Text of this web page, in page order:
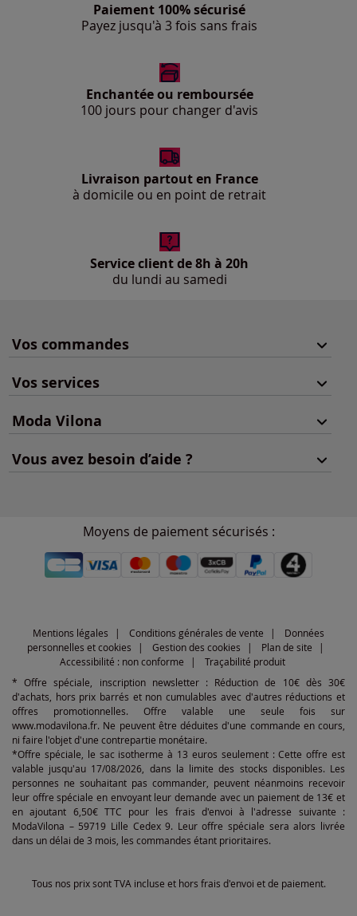
Paiement 100% sécurisé
Payez jusqu'à 3 fois sans frais
Enchantée ou remboursée
100 jours pour changer d'avis
Livraison partout en France
à domicile ou en point de retrait
Service client de 8h à 20h
du lundi au samedi
Vos commandes
Vos services
Moda Vilona
Vous avez besoin d’aide ?
Moyens de paiement sécurisés :
Mentions légales Conditions générales de vente
Données
personnelles et cookies
Gestion des cookies
Plan de site
Accessibilité : non conforme
Traçabilité produit
* Offre spéciale, inscription newsletter : Réduction de 10€ dès 30€
d'achats, hors prix barrés et non cumulables avec d'autres réductions et
offres promotionnelles. Offre valable une seule fois sur
www.modavilona.fr. Ne peuvent être déduites d'une commande en cours,
ni faire l'objet d'une contrepartie monétaire.
*Offre spéciale, le sac isotherme à 13 euros seulement : Cette offre est
valable jusqu'au 17/08/2026, dans la limite des stocks disponibles. Les
personnes ne souhaitant pas commander, peuvent néanmoins recevoir
leur offre spéciale en envoyant leur demande avec un paiement de 13€ et
en ajoutant 6,50€ TTC pour les frais d'envoi à l'adresse suivante :
ModaVilona – 59719 Lille Cedex 9. Leur offre spéciale sera alors livrée
dans un délai de 3 mois, les commandes étant prioritaires.
Tous nos prix sont TVA incluse et hors frais d'envoi et de paiement.